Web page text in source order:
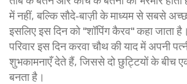
में नहीं, बल्कि सौदे‑बाज़ी के माध्यम से सबसे
इसलिए इस दिन को "शॉपिंग कैरव" कहा जाता
परिवार इस दिनकरवा चौथकी याद में अपनी
शुभकामनाएँ देते हैं, जिससे दो छुट्टियों के बीच
बनता है।